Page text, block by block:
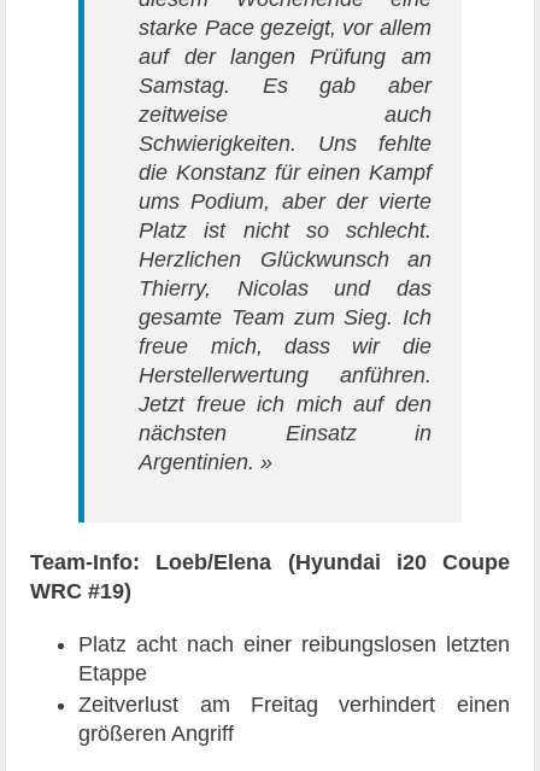
starke Pace gezeigt, vor allem
auf der langen Prüfung am
Samstag. Es gab aber
zeitweise auch
Schwierigkeiten. Uns fehlte
die Konstanz für einen Kampf
ums Podium, aber der vierte
Platz ist nicht so schlecht.
Herzlichen Glückwunsch an
Thierry, Nicolas und das
gesamte Team zum Sieg. Ich
freue mich, dass wir die
Herstellerwertung anführen.
Jetzt freue ich mich auf den
nächsten Einsatz in
Argentinien. »
Team-Info: Loeb/Elena (Hyundai i20 Coupe
WRC #19)
Platz acht nach einer reibungslosen letzten
Etappe
Zeitverlust am Freitag verhindert einen
größeren Angriff